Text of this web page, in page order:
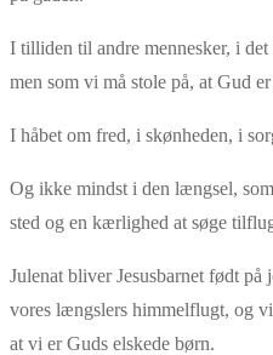
I tilliden til andre mennesker, i
men som vi må stole på, at Gud
I håbet om fred, i skønheden, i
Og ikke mindst i den længsel,
sted og en kærlighed at søge
Julenat bliver Jesusbarnet født på
vores længslers himmelflugt, og
at vi er Guds elskede børn.